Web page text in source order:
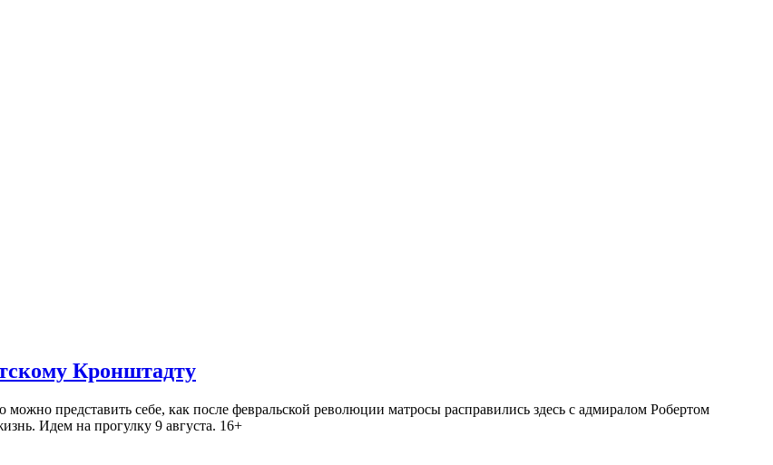
Кронштадту
представить себе, как после февральской революции матросы расправились здесь с адмиралом Робертом
Идем на прогулку 9 августа. 16+